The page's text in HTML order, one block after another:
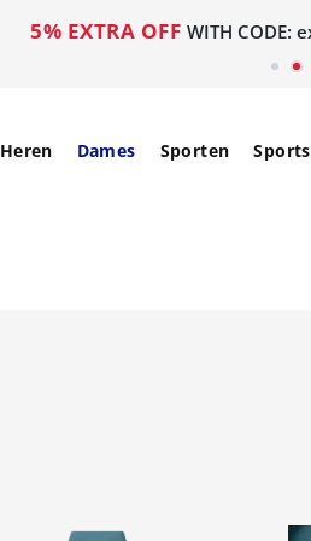
5% EXTRA OFF WITH CODE:
Heren Dames Sporten